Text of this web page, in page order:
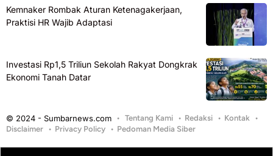
Kemnaker Rombak Aturan Ketenagakerjaan,
Praktisi HR Wajib Adaptasi
Investasi Rp1,5 Triliun Sekolah Rakyat Dongkrak
Ekonomi Tanah Datar
© 2024 - Sumbarnews.com Tentang Kami Redaksi
Kontak
Disclaimer
Privacy Policy Pedoman Media Siber